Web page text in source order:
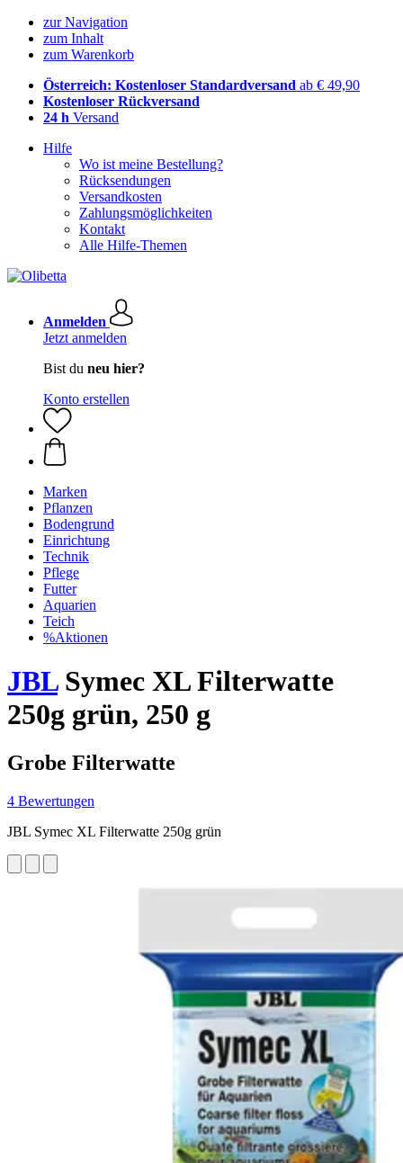
zur Navigation
zum Inhalt
zum Warenkorb
Österreich: Kostenloser Standardversand ab € 49,90
Kostenloser Rückversand
24 h Versand
Hilfe
Wo ist meine Bestellung?
Rücksendungen
Versandkosten
Zahlungsmöglichkeiten
Kontakt
Alle Hilfe-Themen
Anmelden
Jetzt anmelden
Bist du neu hier?
Konto erstellen
Marken
Pflanzen
Bodengrund
Einrichtung
Technik
Pflege
Futter
Aquarien
Teich
%Aktionen
JBLSymec XL Filterwatte
250g grün, 250 g
Grobe Filterwatte
4 Bewertungen
JBL Symec XL Filterwatte 250g grün